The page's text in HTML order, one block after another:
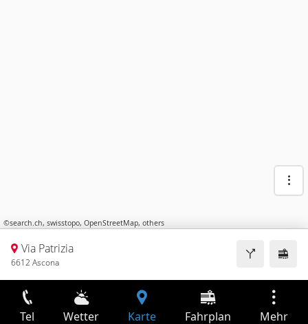
©search.ch, swisstopo, OpenStreetMap, others
Via Patrizia
6612 Ascona
Tel Wetter Karte Fahrplan Mehr